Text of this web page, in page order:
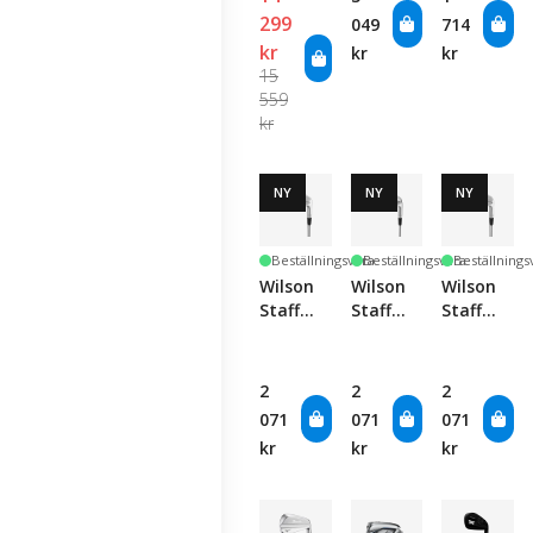
299
kr
15
559
kr
049
kr
714
kr
NY
Beställningsvara
Wilson
Staff
Single
Club
2
071
kr
NY
Beställningsvara
Wilson
Staff
Single
Club
2
071
kr
NY
Wilson
Staff
Single
Club
2
071
kr